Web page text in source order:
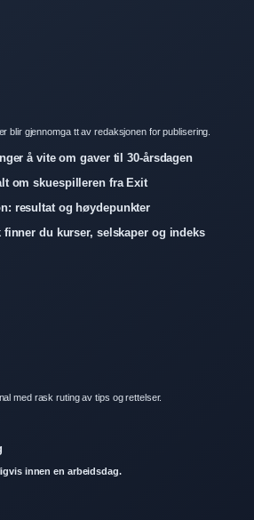
blir gjennomga tt av redaksjonen for publisering.
å vite om gaver til 30-årsdagen
om skuespilleren fra Exit
resultat og høydepunkter
du kurser, selskaper og indeks
med rask ruting av tips og rettelser.
innen en arbeidsdag.